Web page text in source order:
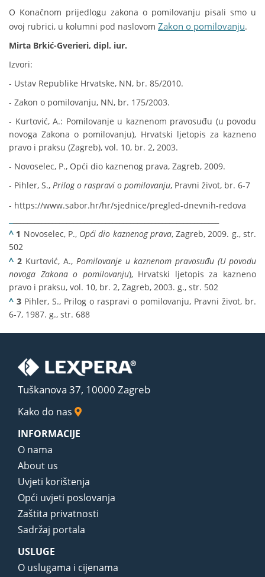
O Konačnom prijedlogu zakona o pomilovanju pisali smo u
ovoj rubrici, u kolumni pod naslovom Zakon o pomilovanju.
Mirta Brkić-Gverieri, dipl. iur.
Izvori:
- Ustav Republike Hrvatske, NN, br. 85/2010.
- Zakon o pomilovanju, NN, br. 175/2003.
- Kurtović, A.: Pomilovanje u kaznenom pravosuđu (u povodu
novoga Zakona o pomilovanju), Hrvatski ljetopis za kazneno
pravo i praksu (Zagreb), vol. 10, br. 2, 2003.
- Novoselec, P., Opći dio kaznenog prava, Zagreb, 2009.
- Pihler, S., Prilog o raspravi o pomilovanju, Pravni život, br. 6-7
- https://www.sabor.hr/hr/sjednice/pregled-dnevnih-redova
^ 1 Novoselec, P., Opći dio kaznenog prava, Zagreb, 2009. g., str.
502
^ 2 Kurtović, A., Pomilovanje u kaznenom pravosuđu (U povodu
novoga Zakona o pomilovanju), Hrvatski ljetopis za kazneno
pravo i praksu, vol. 10, br. 2, Zagreb, 2003. g., str. 502
^ 3 Pihler, S., Prilog o raspravi o pomilovanju, Pravni život, br.
6-7, 1987. g., str. 688
Tuškanova 37, 10000 Zagreb
Kako do nas
INFORMACIJE
O nama
About us
Uvjeti korištenja
Opći uvjeti poslovanja
Zaštita privatnosti
Sadržaj portala
USLUGE
O uslugama i cijenama